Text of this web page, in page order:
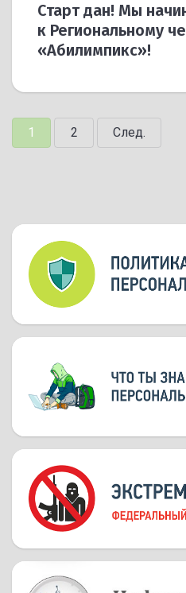
Старт дан! Мы
к Региональному
«Абилимпикс»!
1 2 След.